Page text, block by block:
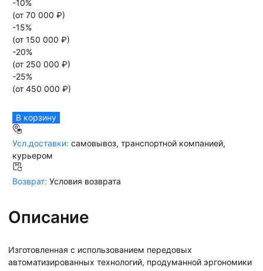
-10%
(от 70 000 ₽)
-15%
(от 150 000 ₽)
-20%
(от 250 000 ₽)
-25%
(от 450 000 ₽)
В корзину
Усл.доставки: самовывоз, транспортной компанией,
курьером
Возврат: Условия возврата
Описание
Изготовленная с использованием передовых
автоматизированных технологий, продуманной эргономики